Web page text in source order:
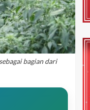
bagian dari